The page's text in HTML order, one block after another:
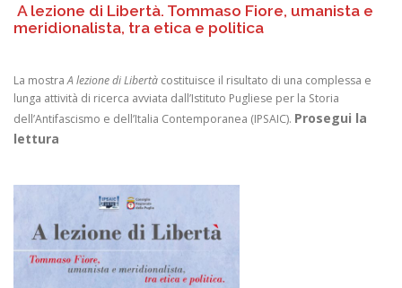
A lezione di Libertà. Tommaso Fiore, umanista e
meridionalista, tra etica e politica
La mostraA lezione di Libertà costituisce il risultato di una complessa e
lunga attività di ricerca avviata dall’Istituto Pugliese per la Storia
dell’Antifascismo e dell’Italia Contemporanea (IPSAIC). Prosegui la
lettura